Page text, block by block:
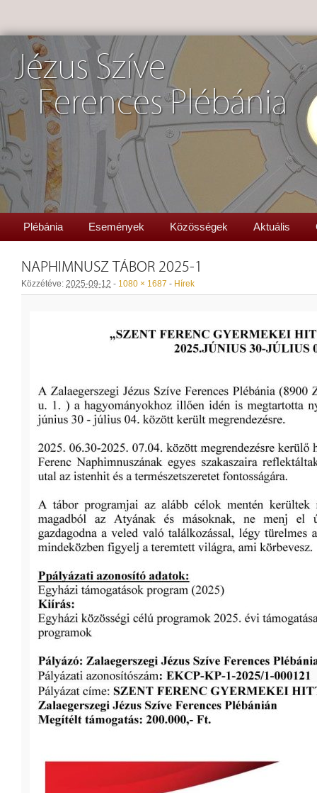
Jézus Szíve
Ferences Plébánia
Plébánia Események Közösségek Aktuális
NAPHIMNUSZ TÁBOR 2025-1
Közzétéve: 2025-09-12 - 1080 × 1687 - Hírek